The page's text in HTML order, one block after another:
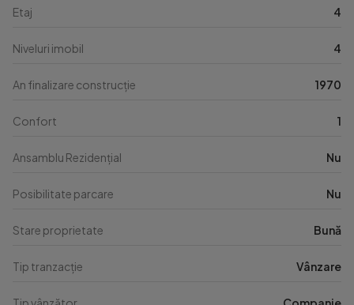
Etaj 4
Niveluri imobil 4
An finalizare construcție 1970
Confort 1
Ansamblu Rezidențial Nu
Posibilitate parcare Nu
Stare proprietate Bună
Tip tranzacție Vânzare